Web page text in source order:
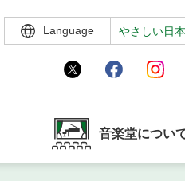
Language やさしい日
音楽堂につい